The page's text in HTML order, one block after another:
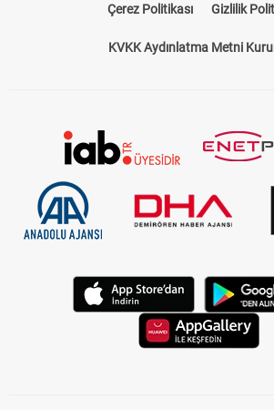
Çerez Politikası Gizlilik
KVKK Aydınlatma Metni